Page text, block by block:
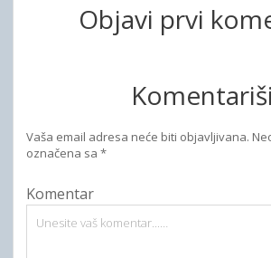
Objavi prvi
Komentariši
Vaša email adresa neće biti objavljivana.
označena sa *
Komentar